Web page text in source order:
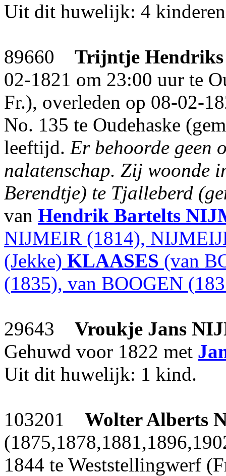
Uit dit huwelijk: 4
89660 Trijntje Hendriks
02-1821 om 23:00 uur te
Fr.), overleden op 08-02-
No. 135 te Oudehaske
leeftijd. Er behoorde geen
nalatenschap. Zij woonde
Berendtje) te Tjalleberd
van Hendrik Bartelts
NIJMEIR (1814),
(Jekke) KLAASES (van
(1835), van BOOGEN
29643 Vroukje Jans
Gehuwd voor 1822 met
Uit dit huwelijk: 1 kind.
103201 Wolter Alberts
1844 te Weststellingwerf